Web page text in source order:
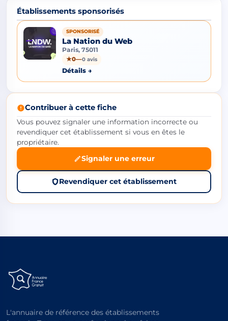
Établissements sponsorisés
SPONSORISÉ
La Nation du Web
Paris, 75011
★0—0 avis
Détails →
Contribuer à cette fiche
Vous pouvez signaler une information incorrecte ou
revendiquer cet établissement si vous en êtes le
propriétaire.
Signaler une erreur
Revendiquer cet établissement
L'annuaire de référence des établissements